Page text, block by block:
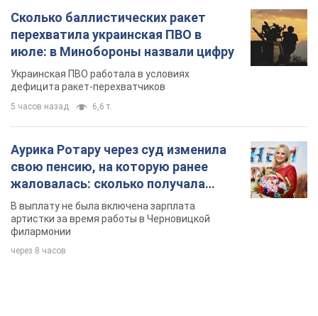
Сколько баллистических ракет
перехватила украинская ПВО в
июле: в Минобороны назвали цифру
Украинская ПВО работала в условиях
дефицита ракет-перехватчиков
5 часов назад 6,6 т.
Аурика Ротару через суд изменила
свою пенсию, на которую ранее
жаловалась: сколько получала
певица
В выплату не была включена зарплата
артистки за время работы в Черновицкой
филармонии
через 8 часов